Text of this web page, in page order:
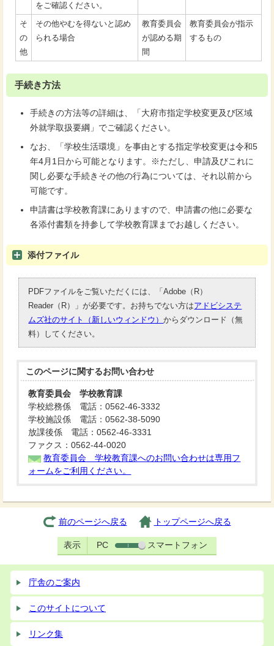
をご確認ください。
そ
の
他
その他やむを得ないと認め
られる場合
教育委員会
が認める期
間
教育委員会が指示
するもの
手続き方法
手続きの方法等の詳細は、「大府市指定学校変更及び区域
外就学取扱要綱」でご確認ください。
なお、「学校生活環境」を事由とする指定学校変更は令和5
年4月1日から可能となります。※ただし、申請及びこれに
関し必要な手続きその他の行為については、それ以前から
可能です。
申請書は学校教育課にありますので、申請書の他に必要な
各添付書類を持参して学校教育課までお越しください。
添付ファイル
PDFファイルをご覧いただくには、「Adobe（R）
Reader（R）」が必要です。お持ちでない方はアドビシステ
ムズ社のサイト（新しいウィンドウ）からダウンロード（無
料）してください。
このページに関するお問い合わせ
教育委員会 学校教育課
学校総務係 電話：0562-46-3332
学校施設係 電話：0562-38-5090
放課後係 電話：0562-46-3331
ファクス：0562-44-0020
教育委員会 学校教育課へのお問い合わせは専用フ
ォームをご利用ください。
前のページへ戻る トップページへ戻る
表示 PC スマートフォン
庁舎のご案内
このサイトについて
リンク集